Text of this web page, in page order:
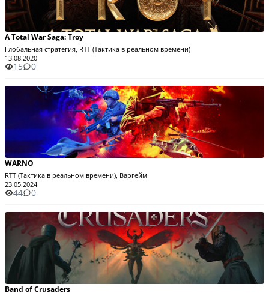
A Total War Saga: Troy
Глобальная стратегия, RTT (Тактика в реальном времени)
13.08.2020
15 0
WARNO
RTT (Тактика в реальном времени), Варгейм
23.05.2024
44 0
Band of Crusaders